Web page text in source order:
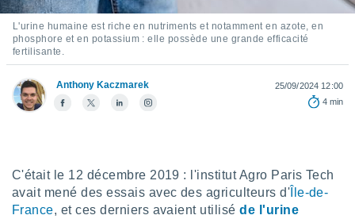
de
à vous
des
de très
et
»,
au
vous
L'urine humaine est riche en nutriments et notamment en azote, en
phosphore et en potassium : elle possède une grande efficacité
fertilisante.
Anthony Kaczmarek
25/09/2024 12:00
4 min
C'était le 12 décembre 2019 : l'institut Agro Paris Tech
avait mené des essais avec des agriculteurs d' Île-de-
France, et ces derniers avaient utiliséde l'urine